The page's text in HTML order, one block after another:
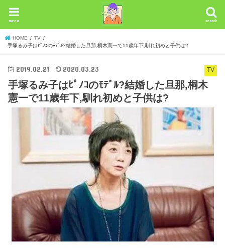
search
menu
HOME
TV
手塚るみ子はﾋﾟﾉｺのﾓﾃﾞﾙ?結婚した旦那,桐木憲一で11歳年下,馴れ初めと子供は?
TV
2019.02.21 2020.03.23
手塚るみ子はﾋﾟﾉｺのﾓﾃﾞﾙ?結婚した旦那,桐木
憲一で11歳年下,馴れ初めと子供は?